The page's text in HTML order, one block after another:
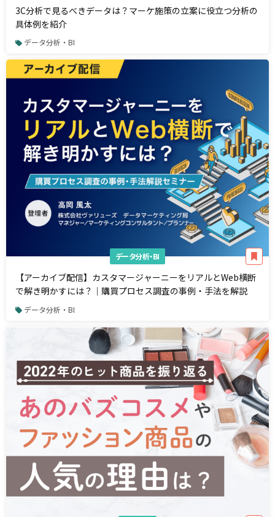
3C分析で見るべきデータは？マーケ施策の立案に役立つ分析の
具体例を紹介
データ分析・BI
データ分析・BI
【アーカイブ配信】カスタマージャーニーをリアルとWeb横断
で解き明かすには？｜購買プロセス調査の事例・手法を解説
データ分析・BI